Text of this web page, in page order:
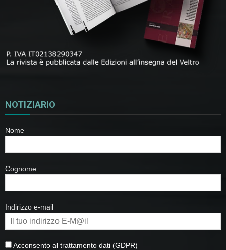
NOTIZIARIO
Nome
Cognome
Indirizzo e-mail
Acconsento al trattamento dati (GDPR)